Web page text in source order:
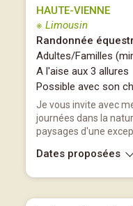
HAUTE-VIENNE
※ Limousin
Randonnée
Adultes/Familles
A l'aise aux 3 allures
Possible avec son
Je vous invite avec
journées dans la
paysages d'une
Dates proposées